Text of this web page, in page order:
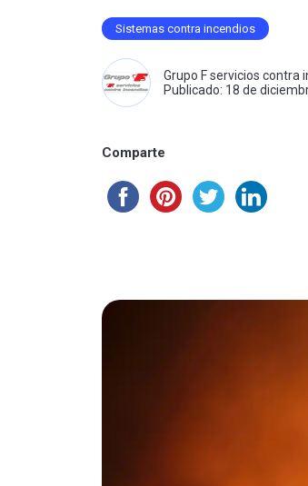
Sistemas contra incendios
Grupo F servicios contra
Publicado: 18 de
Comparte